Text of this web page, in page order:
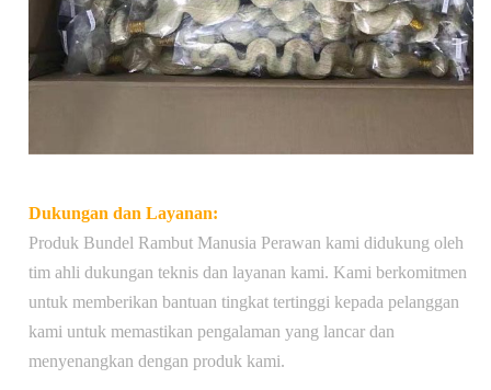
Dukungan dan Layanan:
Produk Bundel Rambut Manusia Perawan kami didukung oleh
tim ahli dukungan teknis dan layanan kami. Kami berkomitmen
untuk memberikan bantuan tingkat tertinggi kepada pelanggan
kami untuk memastikan pengalaman yang lancar dan
menyenangkan dengan produk kami.